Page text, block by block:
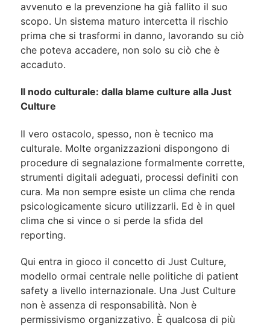
avvenuto e la prevenzione ha già fallito il suo
scopo. Un sistema maturo intercetta il rischio
prima che si trasformi in danno, lavorando su ciò
che poteva accadere, non solo su ciò che è
accaduto.
Il nodo culturale: dalla blame culture alla Just
Culture
Il vero ostacolo, spesso, non è tecnico ma
culturale. Molte organizzazioni dispongono di
procedure di segnalazione formalmente corrette,
strumenti digitali adeguati, processi definiti con
cura. Ma non sempre esiste un clima che renda
psicologicamente sicuro utilizzarli. Ed è in quel
clima che si vince o si perde la sfida del
reporting.
Qui entra in gioco il concetto di Just Culture,
modello ormai centrale nelle politiche di patient
safety a livello internazionale. Una Just Culture
non è assenza di responsabilità. Non è
permissivismo organizzativo. È qualcosa di più